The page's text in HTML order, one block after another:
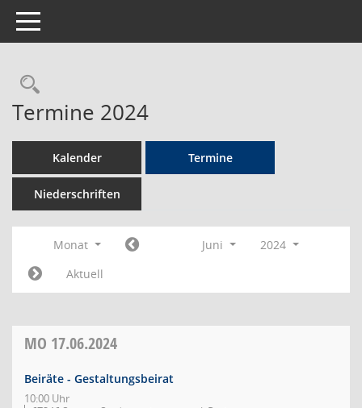
Toggle navigation
Rechercheauswahl
Termine 2024
Kalender Termine
Niederschriften
Monat Juni
2024
Aktuell
MO 17.06.2024
Beiräte - Gestaltungsbeirat
10:00 Uhr